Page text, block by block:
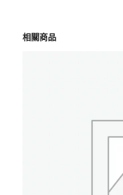
相關商品